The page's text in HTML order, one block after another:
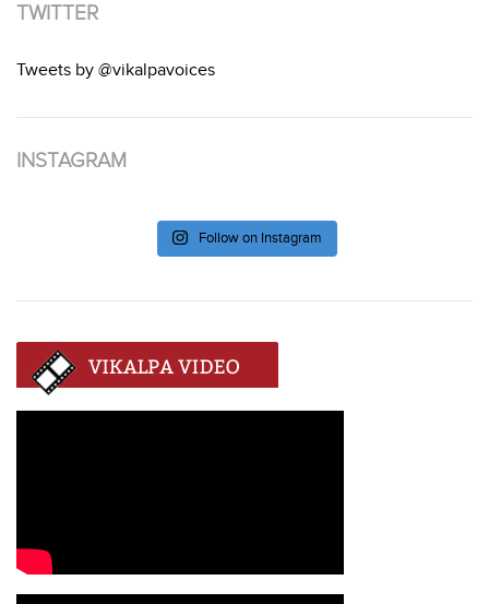
TWITTER
Tweets by @vikalpavoices
INSTAGRAM
Follow on Instagram